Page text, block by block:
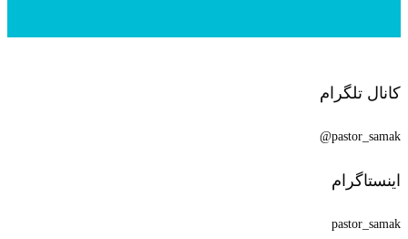
کانال تلگرام
pastor_samak@
اینستاگرام
pastor_samak